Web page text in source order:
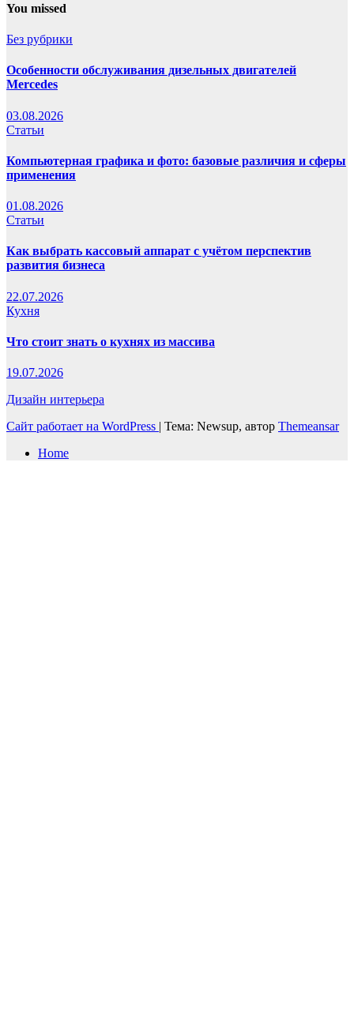
You missed
Без рубрики
Особенности обслуживания дизельных двигателей
Mercedes
03.08.2026
Статьи
Компьютерная графика и фото: базовые различия и сферы
применения
01.08.2026
Статьи
Как выбрать кассовый аппарат с учётом перспектив
развития бизнеса
22.07.2026
Кухня
Что стоит знать о кухнях из массива
19.07.2026
Дизайн интерьера
Сайт работает на WordPress | Тема: Newsup, автор Themeansar
Home